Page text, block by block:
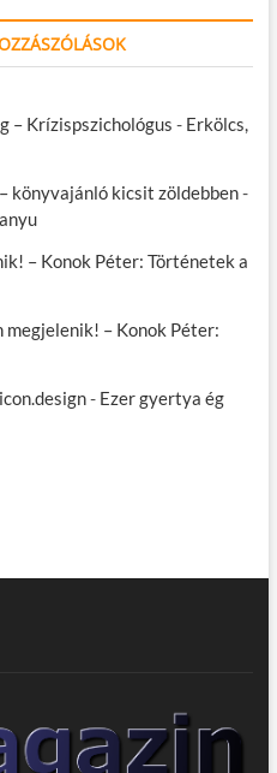
– Krízispszichológus - Erkölcs,
könyvajánló kicsit zöldebben-
– Konok Péter: Történetek a
megjelenik! – Konok Péter:
- Ezer gyertya ég